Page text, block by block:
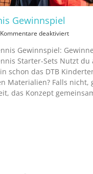
Gewinnspiel
Kommentare deaktiviertfür
Gewinnspiel:
Starter-Sets Nutzt du
schon das DTB
Materialien? Falls nicht,
das Konzept